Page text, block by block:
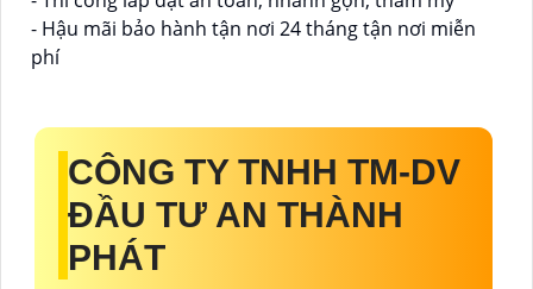
- Hậu mãi bảo hành tận nơi 24 tháng tận nơi miễn
phí
CÔNG TY TNHH TM-DV
ĐẦU TƯ AN THÀNH
PHÁT